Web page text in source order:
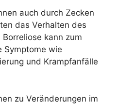
auch durch Zecken
das Verhalten des
kann zum
Symptome wie
und Krampfanfälle
zu Veränderungen im